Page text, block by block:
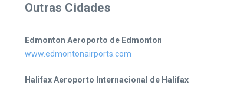
Outras Cidades
Edmonton Aeroporto de Edmonton
www.edmontonairports.com
Halifax Aeroporto Internacional de Halifax